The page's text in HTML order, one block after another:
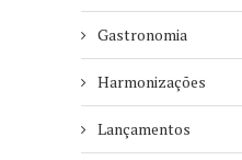
Gastronomia
Harmonizações
Lançamentos